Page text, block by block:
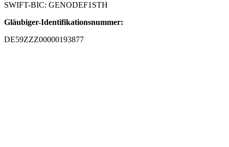
SWIFT-BIC: GENODEF1STH
Gläubiger-Identifikationsnummer:
DE59ZZZ00000193877